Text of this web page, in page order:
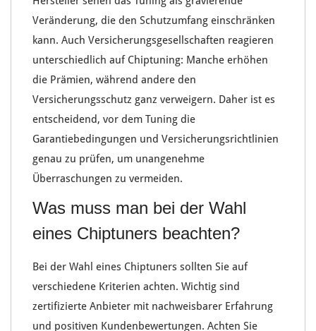
Veränderung, die den Schutzumfang einschränken
kann. Auch Versicherungsgesellschaften reagieren
unterschiedlich auf Chiptuning: Manche erhöhen
die Prämien, während andere den
Versicherungsschutz ganz verweigern. Daher ist es
entscheidend, vor dem Tuning die
Garantiebedingungen und Versicherungsrichtlinien
genau zu prüfen, um unangenehme
Überraschungen zu vermeiden.
Was muss man bei der Wahl
eines Chiptuners beachten?
Bei der Wahl eines Chiptuners sollten Sie auf
verschiedene Kriterien achten. Wichtig sind
zertifizierte Anbieter mit nachweisbarer Erfahrung
und positiven Kundenbewertungen. Achten Sie